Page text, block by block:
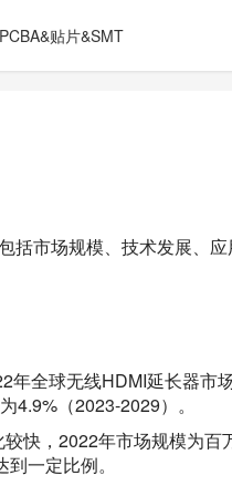
PCBA&贴片&SMT
括市场规模、技术发展、
全球无线HDMI延长器市
4.9%（2023-2029）。
快，2022年市场规模为百
一定比例。